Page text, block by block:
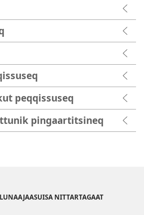
peqqissuseq
pingaartitsineq
NITTARTAGAAT